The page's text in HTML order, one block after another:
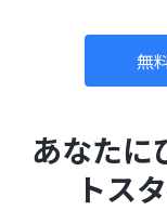
無
あなたに
トス